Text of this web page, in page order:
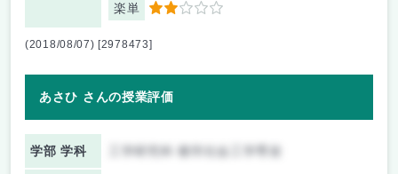
楽単 2
(2018/08/07) [2978473]
あさひ さんの授業評価
学部 学科 工学研究科 都市社会工学専攻